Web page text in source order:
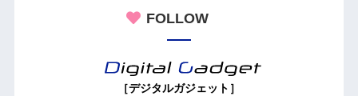
FOLLOW
［デジタルガジェット］